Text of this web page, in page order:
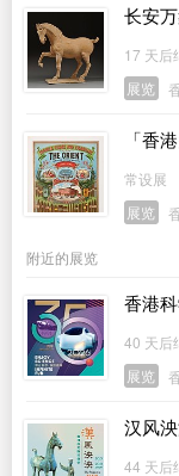
长安
17 天后
展览
「香
常设展
展览
附近的展览
香港
40 天后
展览
汉风
44 天后